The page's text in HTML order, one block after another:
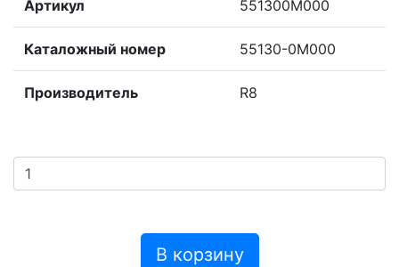
Артикул 551300M000
Каталожный номер 55130-0M000
Производитель R8
В корзину